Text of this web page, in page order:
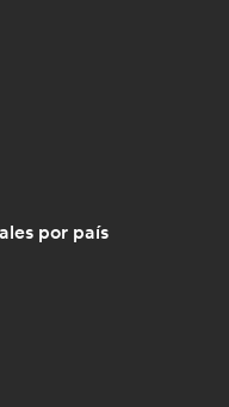
por país